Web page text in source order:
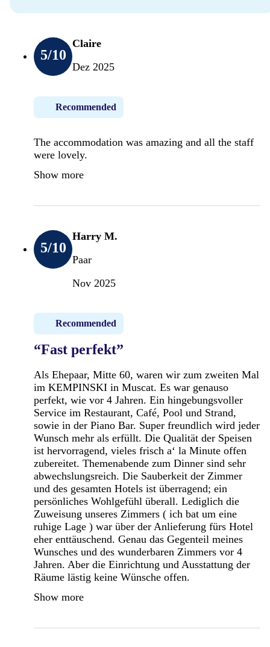
5/10
Claire
Dez 2025
Recommended
The accommodation was amazing and all the staff
were lovely.
Show more
5/10
Harry M.
Paar
Nov 2025
Recommended
“Fast perfekt”
Als Ehepaar, Mitte 60, waren wir zum zweiten Mal
im KEMPINSKI in Muscat. Es war genauso
perfekt, wie vor 4 Jahren. Ein hingebungsvoller
Service im Restaurant, Café, Pool und Strand,
sowie in der Piano Bar. Super freundlich wird jeder
Wunsch mehr als erfüllt. Die Qualität der Speisen
ist hervorragend, vieles frisch a‘ la Minute offen
zubereitet. Themenabende zum Dinner sind sehr
abwechslungsreich. Die Sauberkeit der Zimmer
und des gesamten Hotels ist überragend; ein
persönliches Wohlgefühl überall. Lediglich die
Zuweisung unseres Zimmers ( ich bat um eine
ruhige Lage ) war über der Anlieferung fürs Hotel
eher enttäuschend. Genau das Gegenteil meines
Wunsches und des wunderbaren Zimmers vor 4
Jahren. Aber die Einrichtung und Ausstattung der
Räume lästig keine Wünsche offen.
Show more